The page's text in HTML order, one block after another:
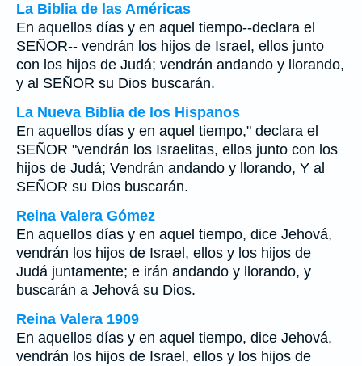
La Biblia de las Américas
En aquellos días y en aquel tiempo--declara el
SEÑOR-- vendrán los hijos de Israel, ellos junto
con los hijos de Judá; vendrán andando y llorando,
y al SEÑOR su Dios buscarán.
La Nueva Biblia de los Hispanos
En aquellos días y en aquel tiempo," declara el
SEÑOR "vendrán los Israelitas, ellos junto con los
hijos de Judá; Vendrán andando y llorando, Y al
SEÑOR su Dios buscarán.
Reina Valera Gómez
En aquellos días y en aquel tiempo, dice Jehová,
vendrán los hijos de Israel, ellos y los hijos de
Judá juntamente; e irán andando y llorando, y
buscarán a Jehová su Dios.
Reina Valera 1909
En aquellos días y en aquel tiempo, dice Jehová,
vendrán los hijos de Israel, ellos y los hijos de